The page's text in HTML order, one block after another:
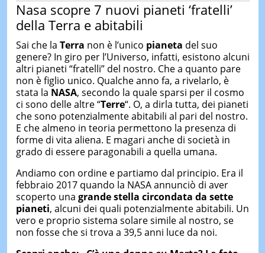
Nasa scopre 7 nuovi pianeti ‘fratelli’
della Terra e abitabili
Sai che la Terra non è l’unico pianeta del suo
genere? In giro per l’Universo, infatti, esistono alcuni
altri pianeti “fratelli” del nostro. Che a quanto pare
non è figlio unico. Qualche anno fa, a rivelarlo, è
stata la NASA, secondo la quale sparsi per il cosmo
ci sono delle altre “Terre“. O, a dirla tutta, dei pianeti
che sono potenzialmente abitabili al pari del nostro.
E che almeno in teoria permettono la presenza di
forme di vita aliena. E magari anche di società in
grado di essere paragonabili a quella umana.
Andiamo con ordine e partiamo dal principio. Era il
febbraio 2017 quando la NASA annunciò di aver
scoperto una grande stella circondata da sette
pianeti, alcuni dei quali potenzialmente abitabili. Un
vero e proprio sistema solare simile al nostro, se
non fosse che si trova a 39,5 anni luce da noi.